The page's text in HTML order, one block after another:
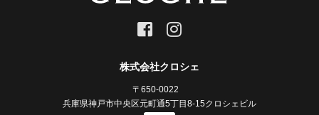
株式会社クロシェ
〒650-0022
兵庫県神戸市中央区元町通5丁目8-15クロシェビル